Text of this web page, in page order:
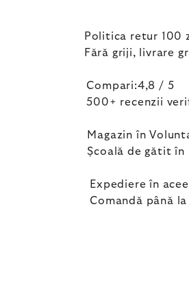
Politica retur 100
Fără griji, livrare
Compari:4,8 / 5
500+ recenzii
Magazin în
Școală de gătit în
Expediere în
Comandă până la